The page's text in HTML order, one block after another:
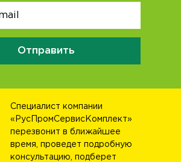
Отправить
Специалист компании
«РусПромСервисКомплект»
перезвонит в ближайшее
время, проведет подробную
консультацию, подберет